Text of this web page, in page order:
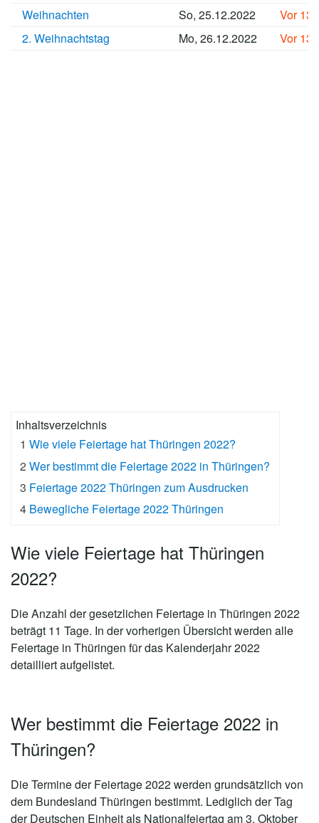
Weihnachten
So, 25.12.2022
Vor
2. Weihnachtstag
Mo, 26.12.2022 Vor
Inhaltsverzeichnis
1 Wie viele Feiertage hat Thüringen 2022?
2 Wer bestimmt die Feiertage 2022 in Thüringen?
3 Feiertage 2022 Thüringen zum Ausdrucken
4 Bewegliche Feiertage 2022 Thüringen
Wie viele Feiertage hat Thüringen
2022?
Die Anzahl der gesetzlichen Feiertage in Thüringen 2022
beträgt 11 Tage. In der vorherigen Übersicht werden alle
Feiertage in Thüringen für das Kalenderjahr 2022
detailliert aufgelistet.
Wer bestimmt die Feiertage 2022 in
Thüringen?
Die Termine der Feiertage 2022 werden grundsätzlich von
dem Bundesland Thüringen bestimmt. Lediglich der Tag
der Deutschen Einheit als Nationalfeiertag am 3. Oktober